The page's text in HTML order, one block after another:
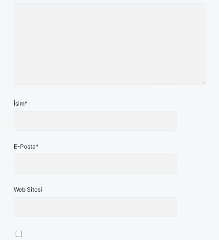
İsim*
E-Posta*
Web Sitesi